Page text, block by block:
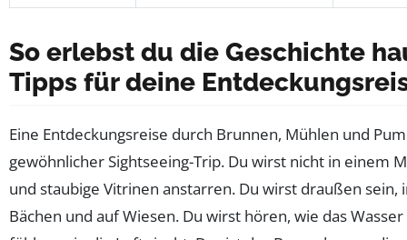
So erlebst du die Geschichte
Tipps für deine
Eine Entdeckungsreise durch Brunnen, Mühlen und
gewöhnlicher Sightseeing-Trip. Du wirst nicht in einem
und staubige Vitrinen anstarren. Du wirst draußen sein,
Bächen und auf Wiesen. Du wirst hören, wie das